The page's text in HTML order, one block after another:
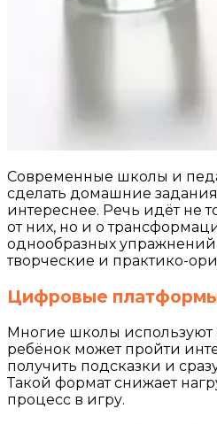
Современные школы и
сделать домашние
интереснее. Речь идёт не
от них, но и о
однообразных упражнений
творческие и практико-
Цифровые
Многие школы используют
ребёнок может пройти
получить подсказки и
Такой формат снижает
процесс в игру.